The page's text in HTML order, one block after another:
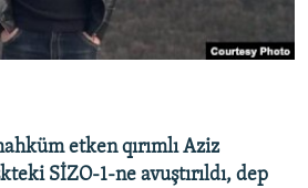
etken qırımlı Aziz
SİZO-1-ne avuştırıldı, dep